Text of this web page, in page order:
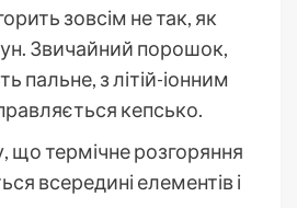
зовсім не так, як
Звичайний порошок,
пальне, з літій-іонним
кепсько.
термічне розгоряння
всередині елементів і